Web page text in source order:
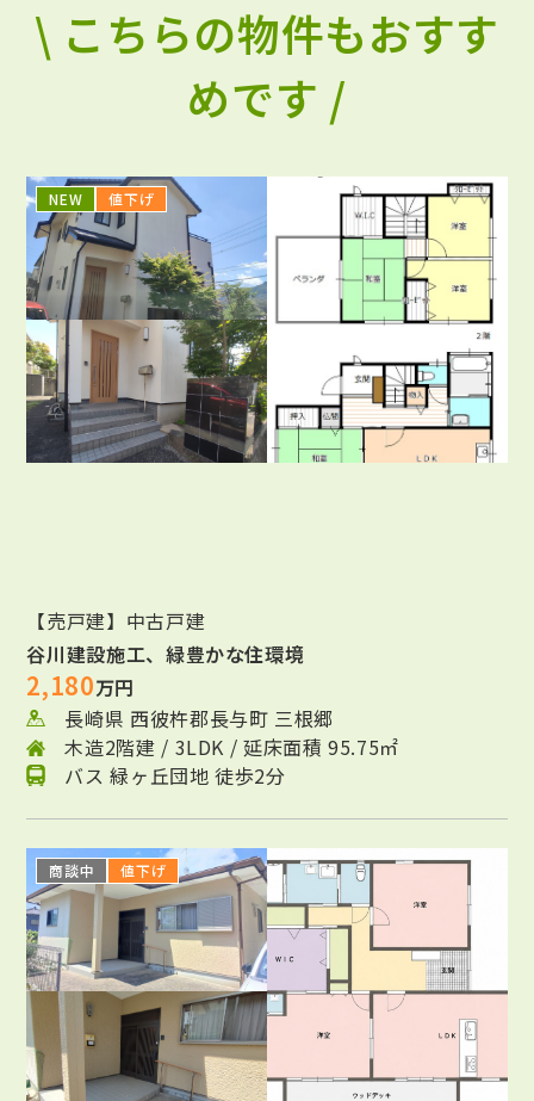
\ こちらの物件もおすす
めです /
NEW 値下げ
【売戸建】中古戸建
谷川建設施工、緑豊かな住環境
2,180万円
長崎県 西彼杵郡長与町 三根郷
木造2階建 / 3LDK / 延床面積 95.75㎡
バス 緑ヶ丘団地 徒歩2分
商談中 値下げ